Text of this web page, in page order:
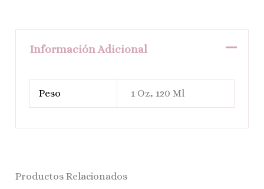
Información Adicional
Peso 1 Oz, 120 Ml
Productos Relacionados